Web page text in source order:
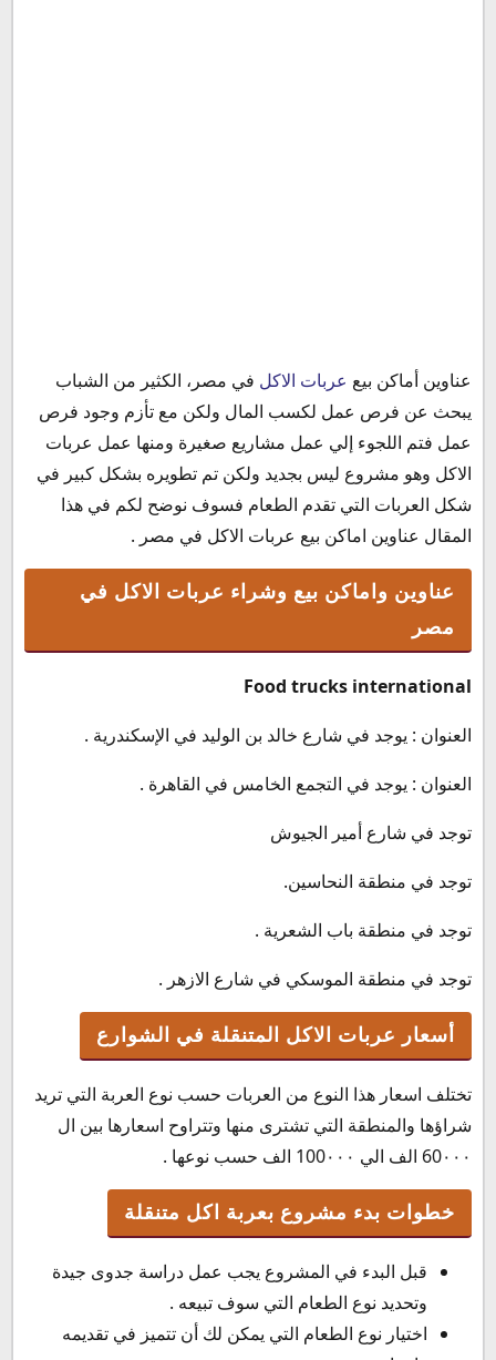
عناوين واماكن بيع وشراء عربات الاكل في مصر
أسعار عربات الاكل المتنقلة في الشوارع
خطوات بدء مشروع بعربة اكل متنقلة
خدمة العملاء
عناوين أماكن بيع عربات الاكل في مصر، الكثير من الشباب
يبحث عن فرص عمل لكسب المال ولكن مع تأزم وجود فرص
عمل فتم اللجوء إلي عمل مشاريع صغيرة ومنها عمل عربات
الاكل وهو مشروع ليس بجديد ولكن تم تطويره بشكل كبير في
شكل العربات التي تقدم الطعام فسوف نوضح لكم في هذا
المقال عناوين اماكن بيع عربات الاكل في مصر .
عناوين واماكن بيع وشراء عربات الاكل في
مصر
Food trucks international
العنوان : يوجد في شارع خالد بن الوليد في الإسكندرية .
العنوان : يوجد في التجمع الخامس في القاهرة .
توجد في شارع أمير الجيوش
توجد في منطقة النحاسين.
توجد في منطقة باب الشعرية .
توجد في منطقة الموسكي في شارع الازهر .
أسعار عربات الاكل المتنقلة في الشوارع
تختلف اسعار هذا النوع من العربات حسب نوع العربة التي تريد
شراؤها والمنطقة التي تشترى منها وتتراوح اسعارها بين ال
60٠٠٠ الف الي 100٠٠٠ الف حسب نوعها .
خطوات بدء مشروع بعربة اكل متنقلة
قبل البدء في المشروع يجب عمل دراسة جدوى جيدة
وتحديد نوع الطعام التي سوف تبيعه .
اختيار نوع الطعام التي يمكن لك أن تتميز في تقديمه